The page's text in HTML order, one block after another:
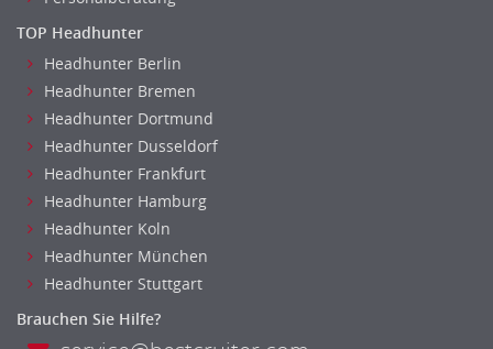
Mechaniker
Metallhandwerk
Nahrungsmittelherstellung, -verarbeitung
Raumgestaltung
Reiseverkehr, Touristik
Sicherheitsdienste, Schutzdienste
Automatisierungstechnik
Energie und Umwelttechnik
TOP Headhunter
Headhunter Berlin
Headhunter Bremen
Headhunter Dortmund
Headhunter Dusseldorf
Headhunter Frankfurt
Headhunter Hamburg
Headhunter Koln
Headhunter München
Headhunter Stuttgart
Brauchen Sie Hilfe?